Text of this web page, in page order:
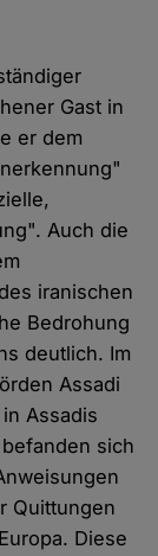
Gast in
er dem
Auch die
iranischen
Bedrohung
deutlich. Im
Assadi
Assadis
sich
Quittungen
Diese